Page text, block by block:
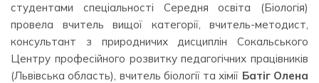
студентами спеціальності Середня освіта (Біологія)
провела вчитель вищої категорії, вчитель-методист,
консультант з природничих дисциплін Сокальського
Центру професійного розвитку педагогічних працівників
(Львівська область), вчитель біології та хімії Батіг Олена